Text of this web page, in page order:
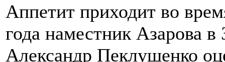
Аппетит приходит во
года наместник Азарова в
Александр Пеклушенко